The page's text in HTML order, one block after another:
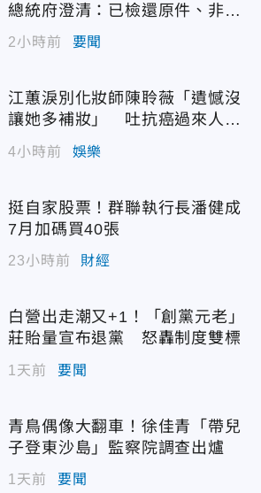
總統府澄清：已檢還原件、非府
方提供
2小時前 要聞
江蕙淚別化妝師陳聆薇「遺憾沒
讓她多補妝」 吐抗癌過來人心
聲
4小時前 娛樂
挺自家股票！群聯執行長潘健成
7月加碼買40張
23小時前 財經
白營出走潮又+1！「創黨元老」
莊貽量宣布退黨 怒轟制度雙標
1天前 要聞
青鳥偶像大翻車！徐佳青「帶兒
子登東沙島」監察院調查出爐
1天前 要聞